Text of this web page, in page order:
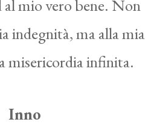
al mio vero bene. Non
indegnità, ma alla mia
misericordia infinita.
Inno